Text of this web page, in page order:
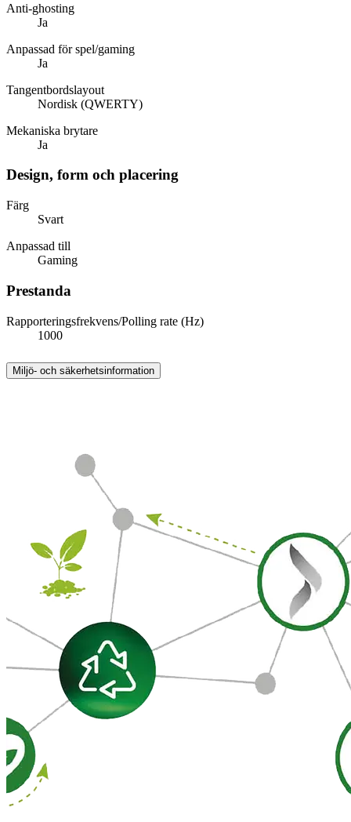
Anti-ghosting
Ja
Anpassad för spel/gaming
Ja
Tangentbordslayout
Nordisk (QWERTY)
Mekaniska brytare
Ja
Design, form och placering
Färg
Svart
Anpassad till
Gaming
Prestanda
Rapporteringsfrekvens/Polling rate (Hz)
1000
Miljö- och säkerhetsinformation